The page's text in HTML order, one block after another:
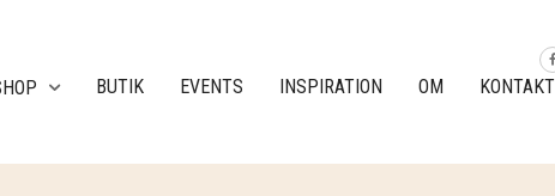
BUTIK EVENTS INSPIRATION OM KONTAKT